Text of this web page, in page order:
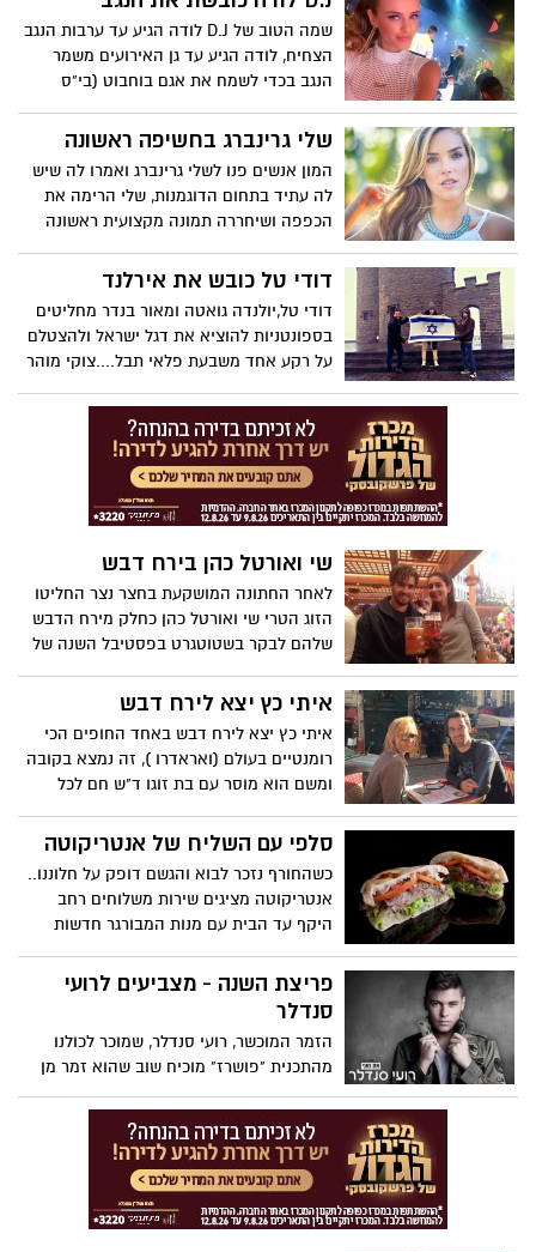
שמה הטוב של D.J לודה הגיע עד ערבות הנגב
הצחיח, לודה הגיע ‏עד גן האירועים משמר
הנגב‏ בכדי לשמח את אגם בוחבוט (בי"ס
את המנטור משה פרץ שדפק הופעה סוף.....
שלי גרינברג בחשיפה ראשונה
המון אנשים פנו לשלי גרינברג ואמרו לה שיש
לה עתיד בתחום הדוגמנות, שלי הרימה את
הכפפה ושיחררה תמונה מקצועית ראשונה
הפרח....לשיפוטכם
דודי טל כובש את אירלנד
דודי טל,יולנדה גואטה ומאור בנדר מחליטים
בספונטניות להוציא את דגל ישראל ולהצטלם
על רקע אחד משבעת פלאי תבל....צוקי מוהר
שי ואורטל כהן בירח דבש
לאחר החתונה המושקעת בחצר נצר החליטו
הזוג הטרי שי ואורטל כהן כחלק מירח הדבש
שלהם לבקר בשטוטגרט בפסטיבל השנה של
למדור תמונת הנצחה עם בירה מקומית.
איתי כץ יצא לירח דבש
איתי כץ יצא לירח דבש באחד החופים הכי
רומנטיים בעולם (ואראדרו ), זה נמצא בקובה
ומשם הוא מוסר עם בת זוגו ד"ש חם לכל
סלפי עם השליח של אנטריקוטה
כשהחורף נזכר לבוא והגשם דופק על חלוננו..
אנטריקוטה מציגים שירות משלוחים רחב
היקף עד הבית עם מנות המבורגר חדשות
יותר מכל שאם תצטלמו עם השליח "סלפי"
תוכלו להנות ממנה לבחירה במשלוח הבא!
פריצת השנה - מצביעים לרועי
סנדלר
הזמר המוכשר, רועי סנדלר, שמוכר לכולנו
מהתכנית "פושרז" מוכיח שוב שהוא זמר מן
המניין ומצליח לגרום לכולנו להתאהב בו
מחדש בזכות הכישרון, הצניעות, הנחישות
והקסם האישי שלו.